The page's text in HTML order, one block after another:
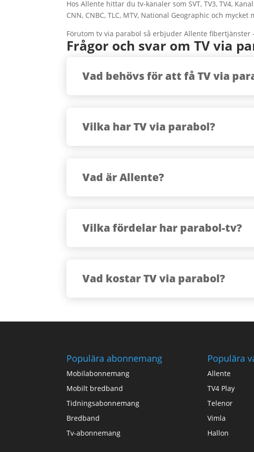
Hos Allente hittar du tv-kanaler som SVT, TV3, TV4,
CNN, CNBC, TLC, MTV, National Geographic och mycket
Förutom tv via parabol så erbjuder Allente
Frågor och svar om TV via
Vad behövs för att få TV via
Vilka har TV via parabol?
Vad är Allente?
Vilka fördelar har parabol-tv?
Vad kostar TV via parabol?
Populära abonnemang
Mobilabonnemang
Mobilt bredband
Tidningsabonnemang
Bredband
Tv-abonnemang
Populära
Allente
TV4 Play
Telenor
Vimla
Hallon